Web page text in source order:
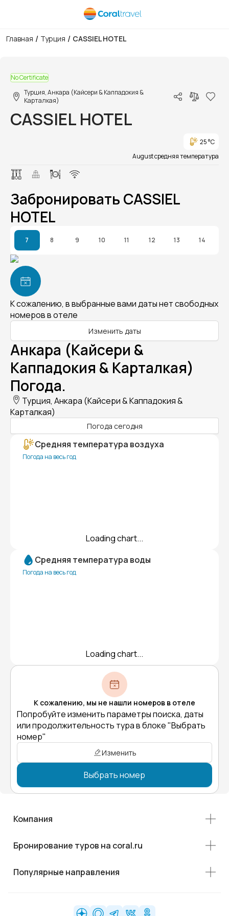
Главная / Турция / CASSIEL HOTEL
No Certificate
Турция, Анкара (Кайсери & Каппадокия &
Карталкая)
CASSIEL HOTEL
25 °C
August средняя температура
Забронировать CASSIEL
HOTEL
7 8 9 10 11 12 13 14
К сожалению, в выбранные вами даты нет свободных
номеров в отеле
Изменить даты
Анкара (Кайсери &
Каппадокия & Карталкая)
Погода.
Турция, Анкара (Кайсери & Каппадокия &
Карталкая)
Погода сегодня
Средняя температура воздуха
Погода на весь год
Loading chart...
Средняя температура воды
Погода на весь год
Loading chart...
К сожалению, мы не нашли номеров в отеле
Попробуйте изменить параметры поиска, даты
или продолжительность тура в блоке "Выбрать
номер"
Изменить
Выбрать номер
Компания
Бронирование туров на coral.ru
Популярные направления